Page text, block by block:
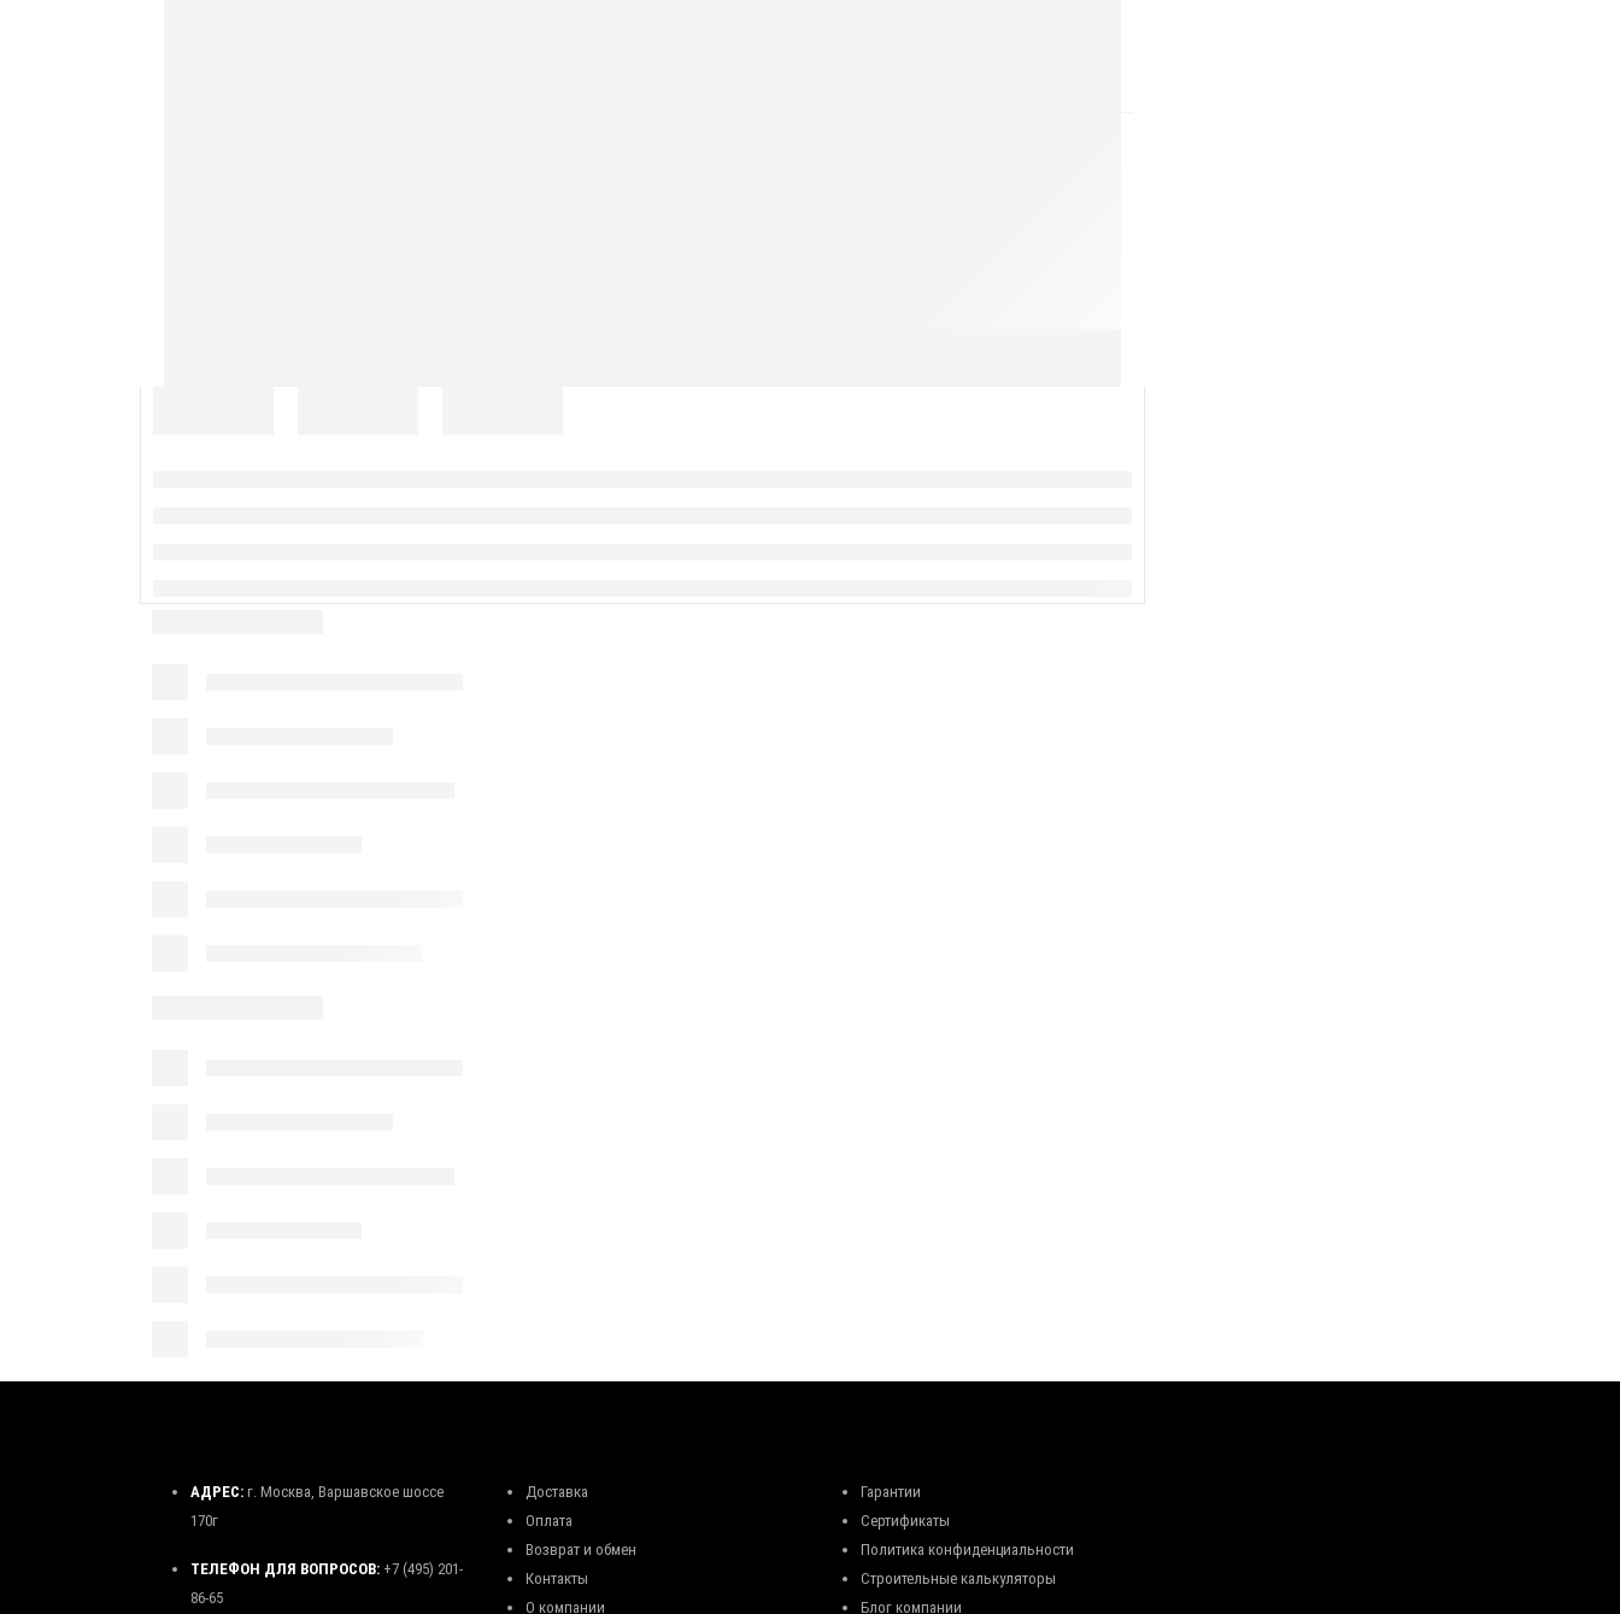
АДРЕС: г. Москва, Варшавское шоссе
170г
ТЕЛЕФОН ДЛЯ ВОПРОСОВ: +7 (495) 201-
86-65
Доставка
Оплата
Возврат и обмен
Контакты
О компании
Гарантии
Сертификаты
Политика конфиденциальности
Строительные калькуляторы
Блог компании